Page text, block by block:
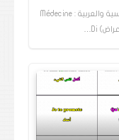
جميع المصطلحات الطبية والجمل مكتوبة بالفرنسية والعربية : Médecine